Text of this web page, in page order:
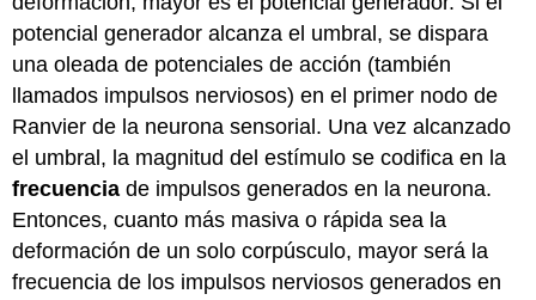
potencial generador alcanza el umbral, se dispara
una oleada de potenciales de acción (también
llamados impulsos nerviosos) en el primer nodo de
Ranvier de la neurona sensorial. Una vez alcanzado
el umbral, la magnitud del estímulo se codifica en la
frecuencia de impulsos generados en la neurona.
Entonces, cuanto más masiva o rápida sea la
deformación de un solo corpúsculo, mayor será la
frecuencia de los impulsos nerviosos generados en